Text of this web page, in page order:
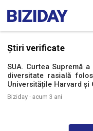
Știri verificate
SUA. Curtea Supremă
diversitate rasială
Universitățile Harvard și
Biziday · acum 3 ani